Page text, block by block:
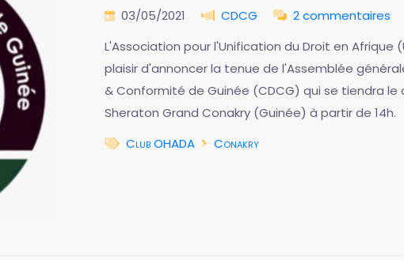
03/05/2021 CDCG 2 commentaires
L'Association pour l'Unification du Droit en Afrique
plaisir d'annoncer la tenue de l'Assemblée
& Conformité de Guinée (CDCG) qui se tiendra le
Sheraton Grand Conakry (Guinée) à partir de 14h.
Club OHADA
Conakry